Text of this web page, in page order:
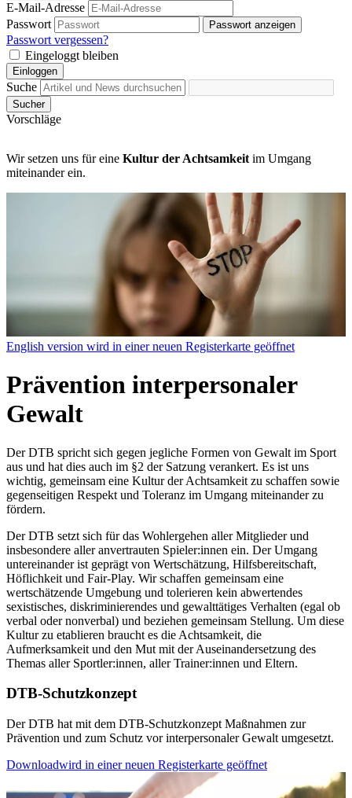
E-Mail-Adresse
Passwort
Passwort anzeigen
Passwort vergessen?
Eingeloggt bleiben
Einloggen
Suche
Sucher
Vorschläge
Wir setzen uns für eine Kultur der Achtsamkeit im Umgang
miteinander ein.
English version wird in einer neuen Registerkarte geöffnet
Prävention interpersonaler
Gewalt
Der DTB spricht sich gegen jegliche Formen von Gewalt im Sport
aus und hat dies auch im §2 der Satzung verankert. Es ist uns
wichtig, gemeinsam eine Kultur der Achtsamkeit zu schaffen sowie
gegenseitigen Respekt und Toleranz im Umgang miteinander zu
fördern.
Der DTB setzt sich für das Wohlergehen aller Mitglieder und
insbesondere aller anvertrauten Spieler:innen ein. Der Umgang
untereinander ist geprägt von Wertschätzung, Hilfsbereitschaft,
Höflichkeit und Fair-Play. Wir schaffen gemeinsam eine
wertschätzende Umgebung und tolerieren kein abwertendes
sexistisches, diskriminierendes und gewalttätiges Verhalten (egal ob
verbal oder nonverbal) und beziehen gemeinsam Stellung. Um diese
Kultur zu etablieren braucht es die Achtsamkeit, die
Aufmerksamkeit und den Mut mit der Auseinandersetzung des
Themas aller Sportler:innen, aller Trainer:innen und Eltern.
DTB-Schutzkonzept
Der DTB hat mit dem DTB-Schutzkonzept Maßnahmen zur
Prävention und zum Schutz vor interpersonaler Gewalt umgesetzt.
Downloadwird in einer neuen Registerkarte geöffnet